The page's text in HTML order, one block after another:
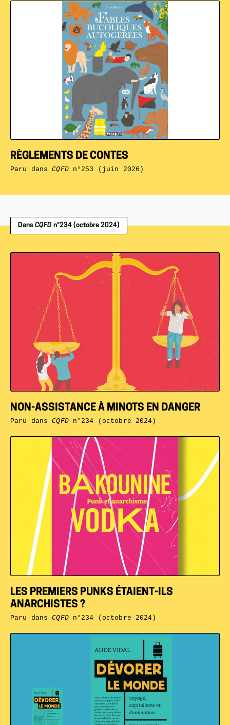
RÈGLEMENTS DE CONTES
Paru dansCQFDn°253 (juin 2026)
Dans CQFD n°234 (octobre 2024)
LES PREMIERS PUNKS ÉTAIENT-ILS
ANARCHISTES ?
Paru dansCQFDn°234 (octobre 2024)
NON-ASSISTANCE À MINOTS EN DANGER
Paru dansCQFDn°234 (octobre 2024)